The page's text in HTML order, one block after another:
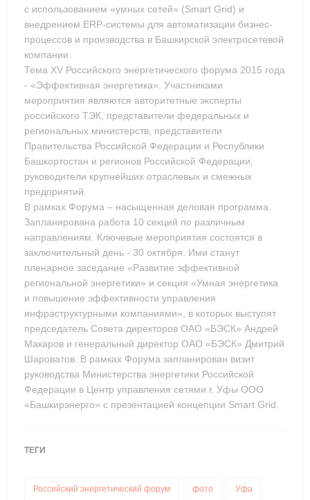
с использованием «умных сетей» (Smart Grid) и
внедрением ERP-системы для автоматизации бизнес-
процессов и производства в Башкирской электросетевой
компании.
Тема XV Российского энергетического форума 2015 года
- «Эффективная энергетика». Участниками
мероприятия являются авторитетные эксперты
российского ТЭК, представители федеральных и
региональных министерств, представители
Правительства Российской Федерации и Республики
Башкортостан и регионов Российской Федерации,
руководители крупнейших отраслевых и смежных
предприятий.
В рамках Форума – насыщенная деловая программа.
Запланирована работа 10 секций по различным
направлениям. Ключевые мероприятия состоятся в
заключительный день - 30 октября. Ими станут
пленарное заседание «Развитие эффективной
региональной энергетики» и секция «Умная энергетика
и повышение эффективности управления
инфраструктурными компаниями», в которых выступят
председатель Совета директоров ОАО «БЭСК» Андрей
Макаров и генеральный директор ОАО «БЭСК» Дмитрий
Шароватов. В рамках Форума запланирован визит
руководства Министерства энергетики Российской
Федерации в Центр управления сетями г. Уфы ООО
«Башкирэнерго» с презентацией концепции Smart Grid.
ТЕГИ
Российский энергетический форум фото Уфа